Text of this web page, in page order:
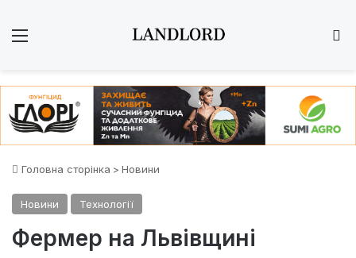
Головна сторінка > Новини
Новини Технології
Фермер на Львівщині